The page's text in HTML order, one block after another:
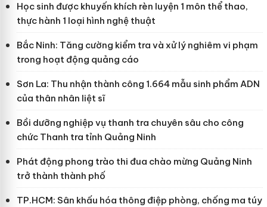
Học sinh được khuyến khích rèn luyện 1 môn thể thao,
thực hành 1 loại hình nghệ thuật
Bắc Ninh: Tăng cường kiểm tra và xử lý nghiêm vi phạm
trong hoạt động quảng cáo
Sơn La: Thu nhận thành công 1.664 mẫu sinh phẩm ADN
của thân nhân liệt sĩ
Bồi dưỡng nghiệp vụ thanh tra chuyên sâu cho công
chức Thanh tra tỉnh Quảng Ninh
Phát động phong trào thi đua chào mừng Quảng Ninh
trở thành thành phố
TP.HCM: Sân khấu hóa thông điệp phòng, chống ma túy